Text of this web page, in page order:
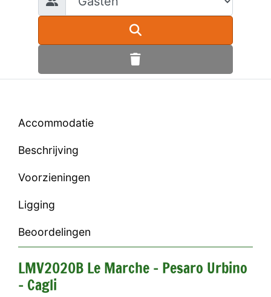
Accommodatie
Beschrijving
Voorzieningen
Ligging
Beoordelingen
LMV2020B Le Marche - Pesaro Urbino
- Cagli